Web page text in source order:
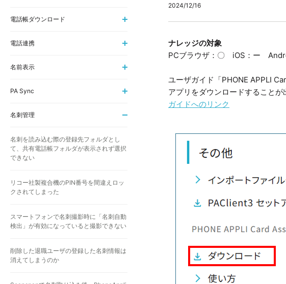
2024/12/16
ナレッジの対象
PCブラウザ：〇 iOS：ー
ユーザガイド「PHONE APPLI
アプリをダウンロードすることが
ガイドへのリンク
電話帳ダウンロード
電話連携
名前表示
PA Sync
名刺管理
名刺を読み込む際の登録先フォルダとし
て、共有電話帳フォルダが表示されず選択
できない
リコー社製複合機のPIN番号を間違えロッ
クされてしまった
スマートフォンで名刺撮影時に「名刺自動
検出」が有効になっていると撮影できない
削除した退職ユーザの登録した名刺情報は
消えてしまうのか